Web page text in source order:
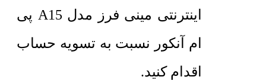
اینترنتی مینی فرز مدل A15 پی
ام آنکور نسبت به تسویه حساب
اقدام کنید.